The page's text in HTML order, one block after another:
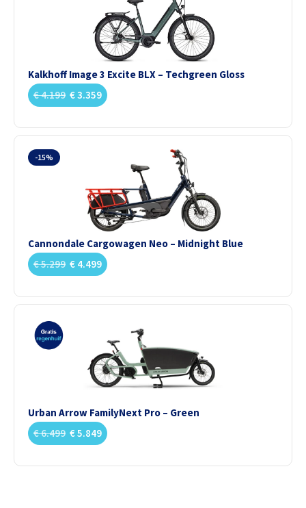
Kalkhoff Image 3 Excite BLX – Techgreen Gloss
€4.199 €3.359
-15%
Cannondale Cargowagen Neo – Midnight Blue
€5.299 € 4.499
Urban Arrow FamilyNext Pro – Green
€6.499 €5.849